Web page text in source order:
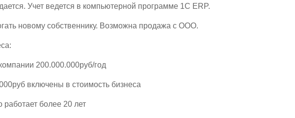
Учет ведется в компьютерной программе 1С ЕRP.
новому собственнику. Возможна продажа с ООО.
200.000.000руб/год
включены в стоимость бизнеса
более 20 лет